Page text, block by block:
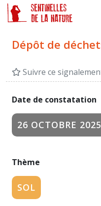
Dépôt de
Suivre ce
Date de constatation
26 OCTOBRE 2025
Thème
SOL
Panneau de gestion des